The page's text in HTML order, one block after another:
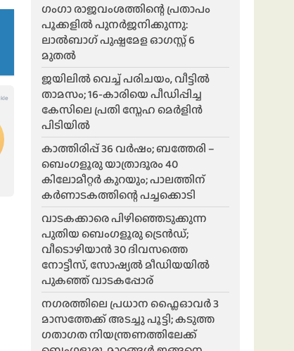
ഗംഗാ രാജവംശത്തിന്റെ പ്രതാപം
പൂക്കളിൽ പുനർജനിക്കുന്നു:
ലാൽബാഗ് പുഷ്പമേള ഓഗസ്റ്റ് 6
മുതൽ
ജയിലിൽ വെച്ച് പരിചയം, വീട്ടിൽ
താമസം; 16-കാരിയെ പീഡിപ്പിച്ച
കേസിലെ പ്രതി സ്നേഹ മെർളിൻ
പിടിയിൽ
കാത്തിരിപ്പ് 36 വർഷം; ബത്തേരി –
ബെംഗളൂരു യാത്രാദൂരം 40
കിലോമീറ്റർ കുറയും; പാലത്തിന്
കർണാടകത്തിന്റെ പച്ചക്കൊടി
വാടകക്കാരെ പിഴിഞ്ഞെടുക്കുന്ന
പുതിയ ബെംഗളൂരു ട്രെൻഡ്;
വീടൊഴിയാൻ 30 ദിവസത്തെ
നോട്ടീസ്, സോഷ്യൽ മീഡിയയിൽ
പുകഞ്ഞ് വാടകപ്പോര്
ന​ഗരത്തിലെ പ്രധാന ഫ്ലൈഓവർ 3
മാസത്തേക്ക് അടച്ചു പൂട്ടി; കടുത്ത
ഗതാഗത നിയന്ത്രണത്തിലേക്ക്